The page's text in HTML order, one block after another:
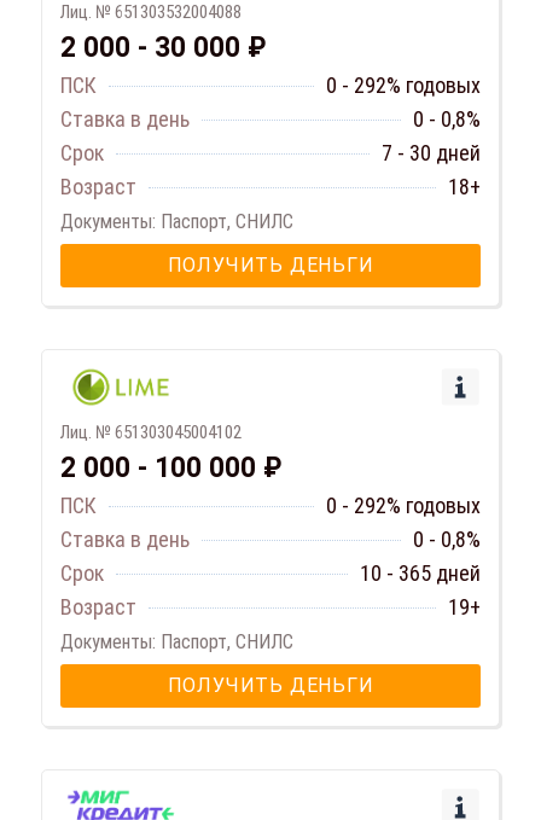
Лиц. № 651303532004088
2 000 - 30 000 ₽
ПСК
0 - 292% годовых
Ставка в день
0 - 0,8%
Срок
7 - 30 дней
Возраст
18+
Документы: Паспорт, СНИЛС
ПОЛУЧИТЬ ДЕНЬГИ
Лиц. № 651303045004102
2 000 - 100 000 ₽
ПСК
0 - 292% годовых
Ставка в день
0 - 0,8%
Срок
10 - 365 дней
Возраст
19+
Документы: Паспорт, СНИЛС
ПОЛУЧИТЬ ДЕНЬГИ